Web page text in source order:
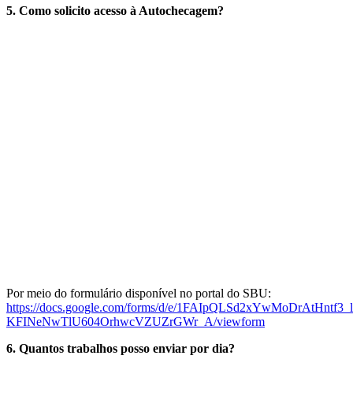
5. Como solicito acesso à Autochecagem?
Por meio do formulário disponível no portal do SBU:
https://docs.google.com/forms/d/e/
KFINeNwTlU604OrhwcVZUZrGWr_A/viewform
6. Quantos trabalhos posso enviar por dia?